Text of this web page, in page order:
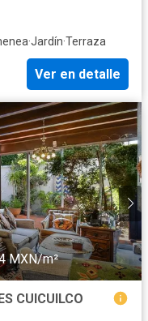
·Jardín·Terraza
Ver en detalle
MXN/m²
CUICUILCO